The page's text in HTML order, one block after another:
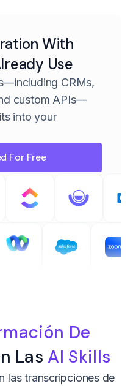
With
Use
CRMs,
custom APIs—
into your
For Free
De
Las AI Skills
las transcripciones de